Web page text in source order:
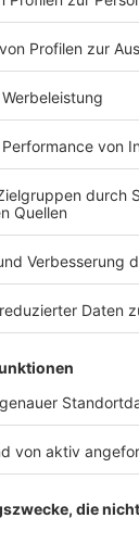
in
unseren
Charts
! Das
Radioparty